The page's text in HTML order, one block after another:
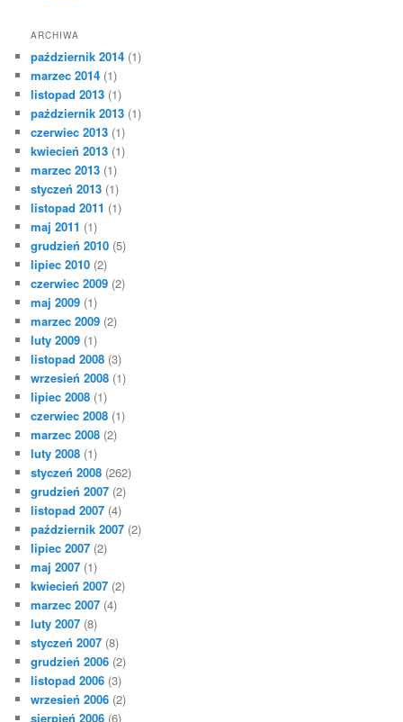
ARCHIWA
październik 2014 (1)
marzec 2014 (1)
listopad 2013 (1)
październik 2013 (1)
czerwiec 2013 (1)
kwiecień 2013 (1)
marzec 2013 (1)
styczeń 2013 (1)
listopad 2011 (1)
maj 2011 (1)
grudzień 2010 (5)
lipiec 2010 (2)
czerwiec 2009 (2)
maj 2009 (1)
marzec 2009 (2)
luty 2009 (1)
listopad 2008 (3)
wrzesień 2008 (1)
lipiec 2008 (1)
czerwiec 2008 (1)
marzec 2008 (2)
luty 2008 (1)
styczeń 2008 (262)
grudzień 2007 (2)
listopad 2007 (4)
październik 2007 (2)
lipiec 2007 (2)
maj 2007 (1)
kwiecień 2007 (2)
marzec 2007 (4)
luty 2007 (8)
styczeń 2007 (8)
grudzień 2006 (2)
listopad 2006 (3)
wrzesień 2006 (2)
sierpień 2006 (6)